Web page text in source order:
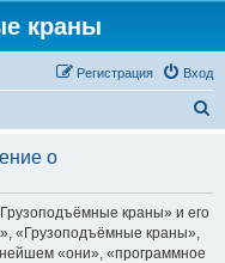
краны
Вход
Регистрация
с
о
краны» и его
«Грузоподъёмные краны»,
«они», «программное